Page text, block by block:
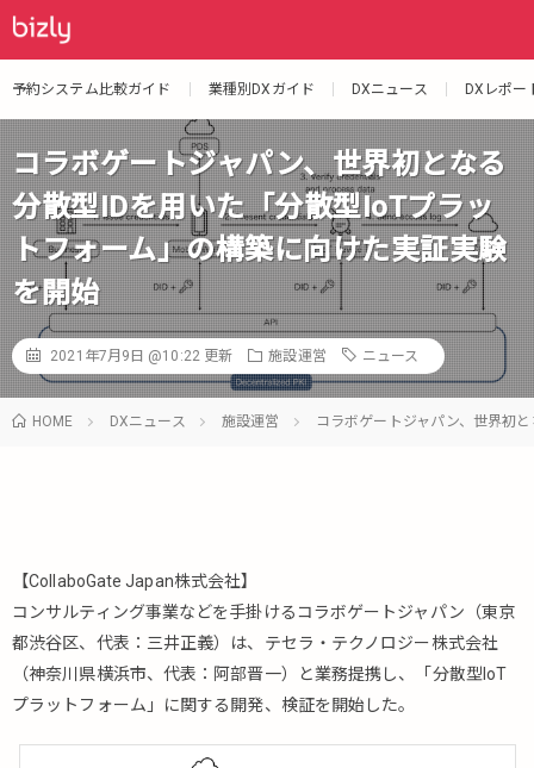
予約システム比較ガイド 業種別DXガイド DXニュース DXレポー
コラボゲートジャパン、世界初となる
分散型IDを用いた「分散型IoTプラッ
トフォーム」の構築に向けた実証実験
を開始
2021年7月9日 @10:22更新 施設運営 ニュース
HOME DXニュース 施設運営 コラボゲートジャパン、世界初
【CollaboGate Japan株式会社】
コンサルティング事業などを手掛けるコラボゲートジャパン（東京
都渋谷区、代表：三井正義）は、テセラ・テクノロジー株式会社
（神奈川県横浜市、代表：阿部晋一）と業務提携し、「分散型IoT
プラットフォーム」に関する開発、検証を開始した。